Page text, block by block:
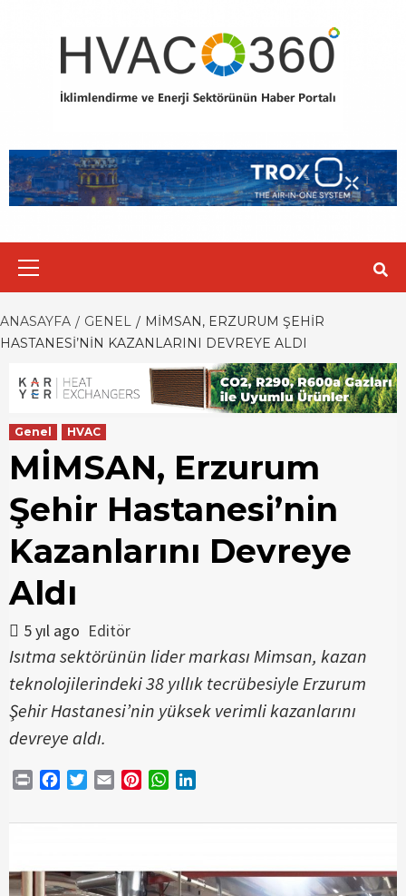
ANASAYFA GENEL
MİMSAN, ERZURUM ŞEHIR
HASTANESI’NIN KAZANLARINI DEVREYE ALDI
Genel HVAC
MİMSAN, Erzurum
Şehir Hastanesi’nin
Kazanlarını Devreye
Aldı
5 yıl ago Editör
Isıtma sektörünün lider markası Mimsan, kazan
teknolojilerindeki 38 yıllık tecrübesiyle Erzurum
Şehir Hastanesi’nin yüksek verimli kazanlarını
devreye aldı.
Print FacebookTwitterEmail PinterestWhatsApp